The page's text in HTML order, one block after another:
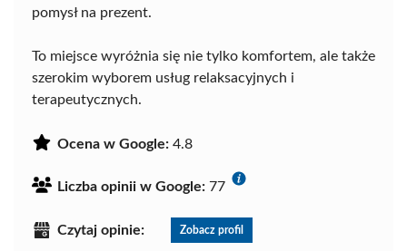
pomysł na prezent.
To miejsce wyróżnia się nie tylko komfortem, ale także
szerokim wyborem usług relaksacyjnych i
terapeutycznych.
Ocena w Google: 4.8
Liczba opinii w Google: 77
Czytaj opinie: Zobacz profil